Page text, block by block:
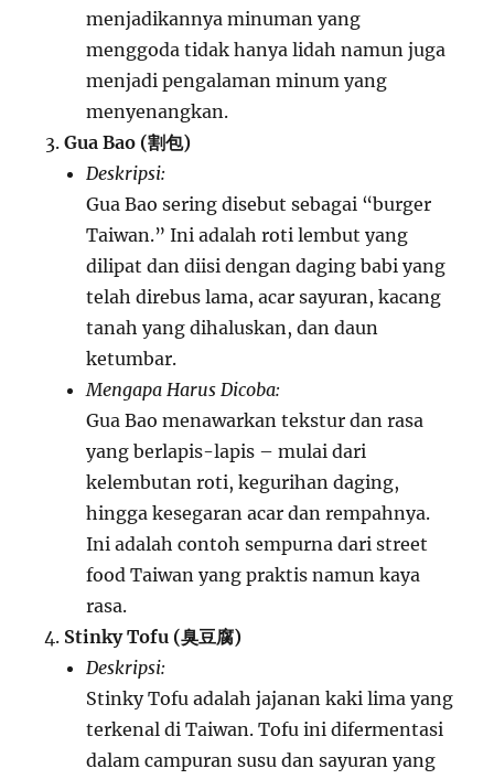
menjadikannya minuman yang
menggoda tidak hanya lidah namun juga
menjadi pengalaman minum yang
menyenangkan.
Gua Bao (割包)
Deskripsi:
Gua Bao sering disebut sebagai “burger
Taiwan.” Ini adalah roti lembut yang
dilipat dan diisi dengan daging babi yang
telah direbus lama, acar sayuran, kacang
tanah yang dihaluskan, dan daun
ketumbar.
Mengapa Harus Dicoba:
Gua Bao menawarkan tekstur dan rasa
yang berlapis-lapis – mulai dari
kelembutan roti, kegurihan daging,
hingga kesegaran acar dan rempahnya.
Ini adalah contoh sempurna dari street
food Taiwan yang praktis namun kaya
rasa.
Stinky Tofu (臭豆腐)
Deskripsi:
Stinky Tofu adalah jajanan kaki lima yang
terkenal di Taiwan. Tofu ini difermentasi
dalam campuran susu dan sayuran yang